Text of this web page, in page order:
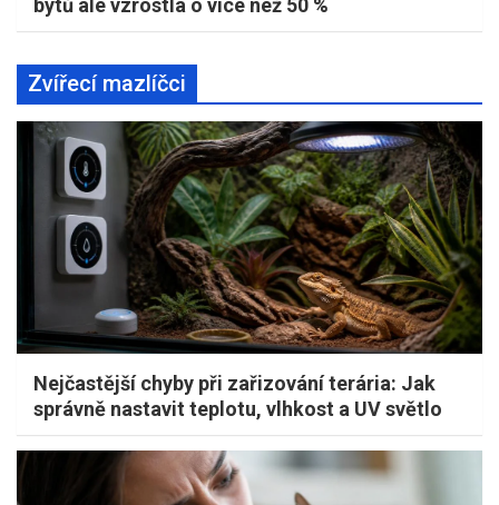
bytů ale vzrostla o více než 50 %
Zvířecí mazlíčci
Nejčastější chyby při zařizování terária: Jak
správně nastavit teplotu, vlhkost a UV světlo